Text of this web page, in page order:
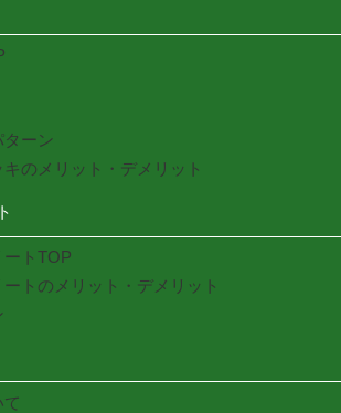
ターン
のメリット・デメリット
ートTOP
トのメリット・デメリット